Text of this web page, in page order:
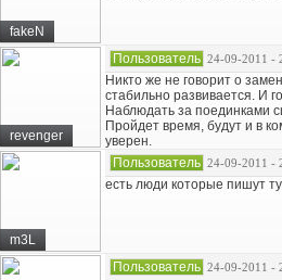
fakeN
revenger
Пользователь 24-09-2011 -
Никто же не говорит о
стабильно развивается. И
Наблюдать за поединками
Пройдет время, будут и в
уверен.
m3L
Пользователь 24-09-2011 -
есть люди которые пишут
Пользователь 24-09-2011 -